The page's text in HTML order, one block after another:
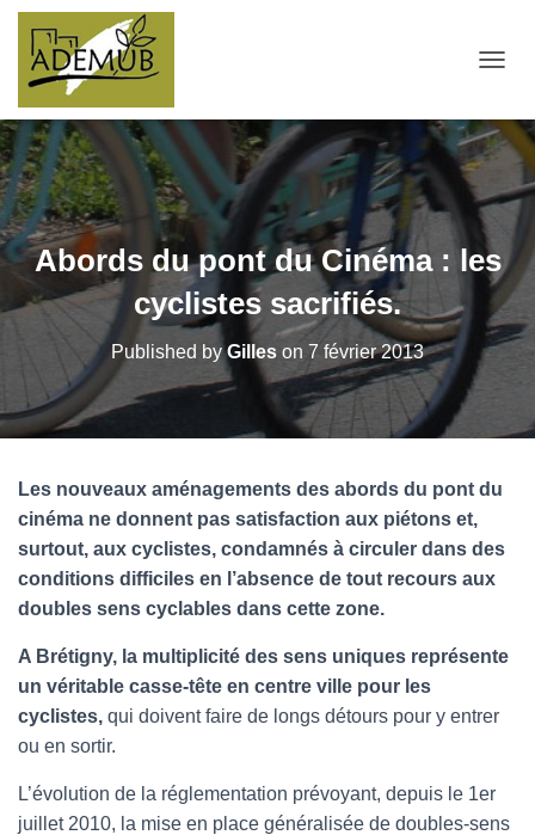
Abords du pont du Cinéma : les
cyclistes sacrifiés.
Published byGilles on 7 février 2013
Les nouveaux aménagements des abords du pont du
cinéma ne donnent pas satisfaction aux piétons et,
surtout, aux cyclistes, condamnés à circuler dans des
conditions difficiles en l’absence de tout recours aux
doubles sens cyclables dans cette zone.
A Brétigny, la multiplicité des sens uniques représente
un véritable casse-tête en centre ville pour les
cyclistes, qui doivent faire de longs détours pour y entrer
ou en sortir.
L’évolution de la réglementation prévoyant, depuis le 1er
juillet 2010, la mise en place généralisée de doubles-sens